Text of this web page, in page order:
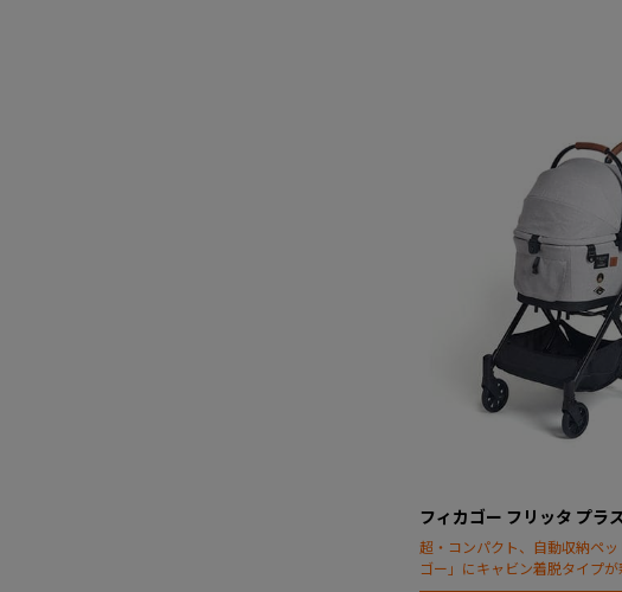
フィカゴー フリッタ プラス
超・コンパクト、自動収納ペ
ゴー」にキャビン着脱タイプが